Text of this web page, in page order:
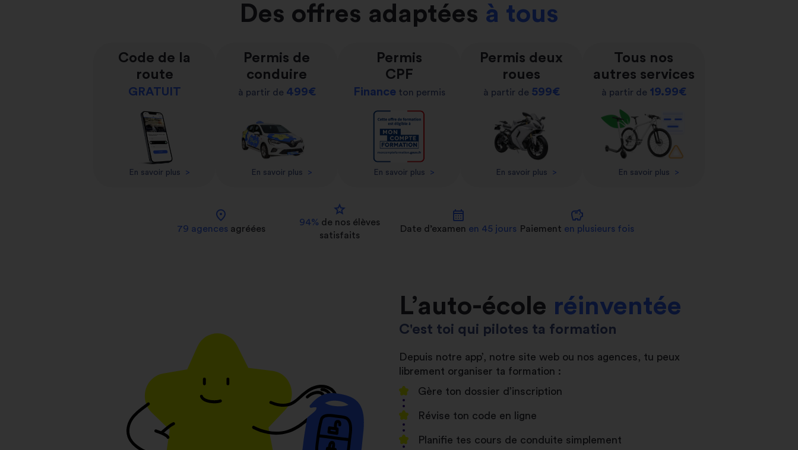
Des offres adaptées à tous
Code de la
route
GRATUIT
En savoir plus >
Permis de
conduire
à partir de 499€
En savoir plus >
Permis
CPF
Financeton permis
En savoir plus >
Permis deux
roues
à partir de 599€
En savoir plus >
Tous nos
autres services
à partir de 19.99€
En savoir plus >
location_on
79 agences agréées
star
94% de nos élèves
satisfaits
calendar_month
Date d’examen en 45 jours
savings
Paiement en plusieurs fois
L’auto-école réinventée
C'est toi qui pilotes ta formation
Depuis notre app’, notre site web ou nos agences, tu peux
librement organiser ta formation :
Gère ton dossier d’inscription
Révise ton code en ligne
Planifie tes cours de conduite simplement